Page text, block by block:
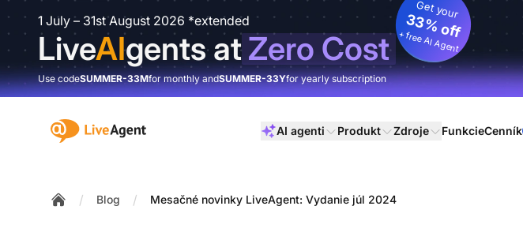
1 July – 31st August 2026 *extended
LiveAIgents atZero Cost
Get your
33% off
+ free AI Agent
Use codeSUMMER-33Mfor monthly andSUMMER-33Yfor yearly subscription
:site.title AI agenti Produkt Zdroje FunkcieCenník
/ Blog / Mesačné novinky LiveAgent: Vydanie júl 2024